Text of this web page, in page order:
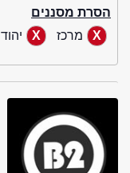
הסרת מסננים
מרכז
יהוד